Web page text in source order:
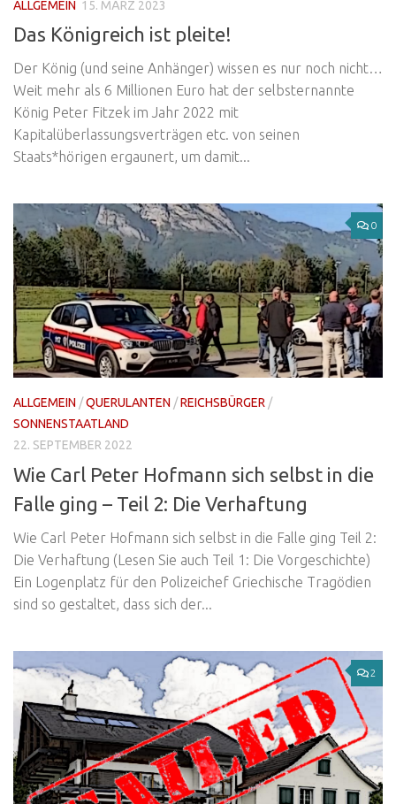
ALLGEMEIN 15. MÄRZ 2023
Das Königreich ist pleite!
Der König (und seine Anhänger) wissen es nur noch nicht…
Weit mehr als 6 Millionen Euro hat der selbsternannte
König Peter Fitzek im Jahr 2022 mit
Kapitalüberlassungsverträgen etc. von seinen
Staats*hörigen ergaunert, um damit...
0
ALLGEMEIN /QUERULANTEN /REICHSBÜRGER /
SONNENSTAATLAND
22. SEPTEMBER 2022
Wie Carl Peter Hofmann sich selbst in die
Falle ging – Teil 2: Die Verhaftung
Wie Carl Peter Hofmann sich selbst in die Falle ging Teil 2:
Die Verhaftung (Lesen Sie auch Teil 1: Die Vorgeschichte)
Ein Logenplatz für den Polizeichef Griechische Tragödien
sind so gestaltet, dass sich der...
2